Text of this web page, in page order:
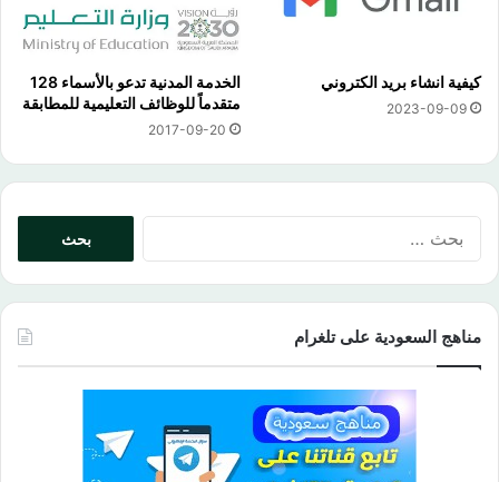
كيفية انشاء بريد الكتروني
2023-09-09
الخدمة المدنية تدعو بالأسماء 128
متقدماً للوظائف التعليمية للمطابقة
2017-09-20
مناهج السعودية على تلغرام